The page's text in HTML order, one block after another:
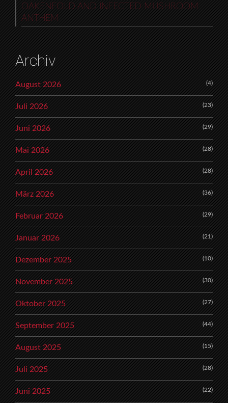
OAKENFOLD AND INFECTED MUSHROOM
ANTHEM
Archiv
August 2026 (4)
Juli 2026 (23)
Juni 2026 (29)
Mai 2026 (28)
April 2026 (28)
März 2026 (36)
Februar 2026 (29)
Januar 2026 (21)
Dezember 2025 (10)
November 2025 (30)
Oktober 2025 (27)
September 2025 (44)
August 2025 (15)
Juli 2025 (28)
Juni 2025 (22)